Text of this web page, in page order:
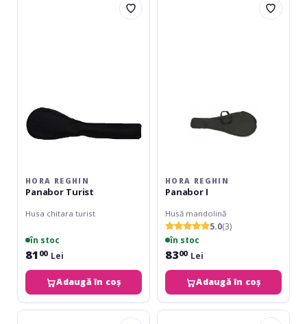
HORA REGHIN
Panabor Turist
Husa chitara turist
în stoc
81 00 Lei
Adaugă în coș
HORA REGHIN
Panabor I
Husă mandolină
5.0(3)
în stoc
8300 Lei
Adaugă în coș
Dimavery
Hokema